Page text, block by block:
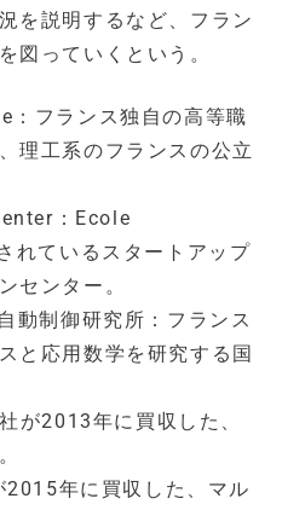
を説明するなど、フラン
図っていくという。
フランス独自の高等職
理工系のフランスの公立
：Ecole
れているスタートアップ
センター。
動制御研究所：フランス
と応用数学を研究する国
が2013年に買収した、
年に買収した、マル